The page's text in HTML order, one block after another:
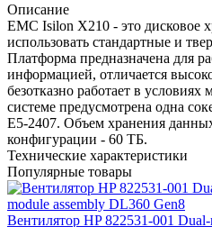
Описание
EMC Isilon X210 - это дисковое
использовать стандартные и
Платформа предназначена для
информацией, отличается
безотказно работает в
системе предусмотрена одна
E5-2407. Объем хранения
конфигурации - 60 ТБ.
Технические характеристики
Популярные товары
Вентилятор HP 822531-001